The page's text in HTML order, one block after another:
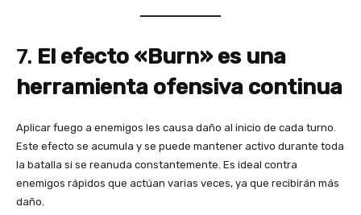
7. El efecto «Burn» es una
herramienta ofensiva continua
Aplicar fuego a enemigos les causa daño al inicio de cada turno.
Este efecto se acumula y se puede mantener activo durante toda
la batalla si se reanuda constantemente. Es ideal contra
enemigos rápidos que actúan varias veces, ya que recibirán más
daño.